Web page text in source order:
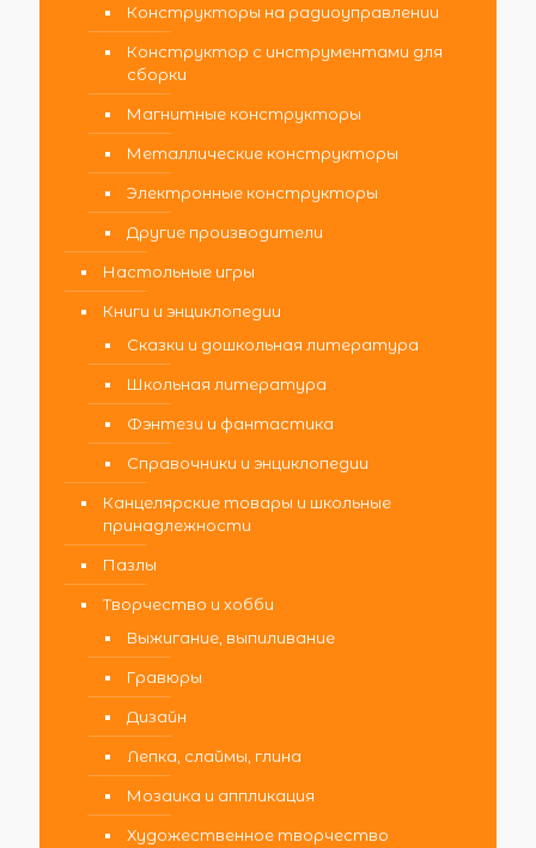
Конструкторы на радиоуправлении
Конструктор с инструментами для
сборки
Магнитные конструкторы
Металлические конструкторы
Электронные конструкторы
Другие производители
Настольные игры
Книги и энциклопедии
Сказки и дошкольная литература
Школьная литература
Фэнтези и фантастика
Справочники и энциклопедии
Канцелярские товары и школьные
принадлежности
Пазлы
Творчество и хобби
Выжигание, выпиливание
Гравюры
Дизайн
Лепка, слаймы, глина
Мозаика и аппликация
Художественное творчество